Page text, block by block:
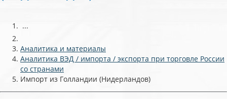
...
Аналитика и материалы
Аналитика ВЭД / импорта / экспорта при торговле России
со странами
Импорт из Голландии (Нидерландов)